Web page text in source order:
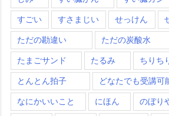
すごい すさまじい せっけん
ただの勘違い ただの炭酸水
たまごサンド たるみ ちりち
とんとん拍子 どなたでも受講可
なにかいいこと にほん のぼり